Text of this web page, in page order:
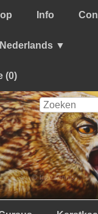
Info
Nederlands ▼
(0)